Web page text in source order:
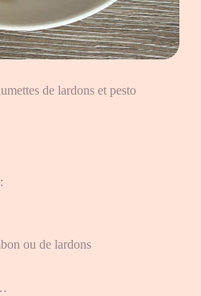
de lardons et pesto
ou de lardons